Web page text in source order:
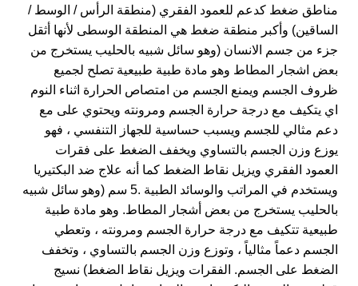
مناطق ضغط كدعم للعمود الفقري (منطقة الرأس / الوسط /
الساقين) وأكبر منطقة ضغط هي المنطقة الوسطى لأنها أثقل
جزء من جسم الانسان (وهو سائل شبيه بالحليب يستخرج من
بعض اشجار المطاط وهو مادة طبية طبيعية تصلح لجميع
ظروف الجسم ويمنع الجسم من امتصاص الحرارة اثناء النوم
اي يتكيف مع درجة حرارة الجسم ومرونته ويحتوي على مع
دعم مثالي للجسم ويسبب حساسية للجهاز التنفسي ، فهو
يوزع وزن الجسم بالتساوي ويخفف الضغط على فقرات
العمود الفقري ويزيل نقاط الضغط كما أنه علاج ضد البكتيريا
ويستخدم في المراتب والوسائد الطبية .5 سم (وهو سائل شبيه
بالحليب يستخرج من بعض أشجار المطاط. وهو مادة طبية
طبيعية تتكيف مع درجة حرارة الجسم ومرونته ، وتعطي
الجسم دعماً مثالياً ، وتوزع وزن الجسم بالتساوي ، وتخفف
الضغط على الجسم. الفقرات ويزيل نقاط الضغط) نسيج